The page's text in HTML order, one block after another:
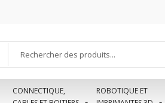
CONNECTIQUE,
ROBOTIQUE ET